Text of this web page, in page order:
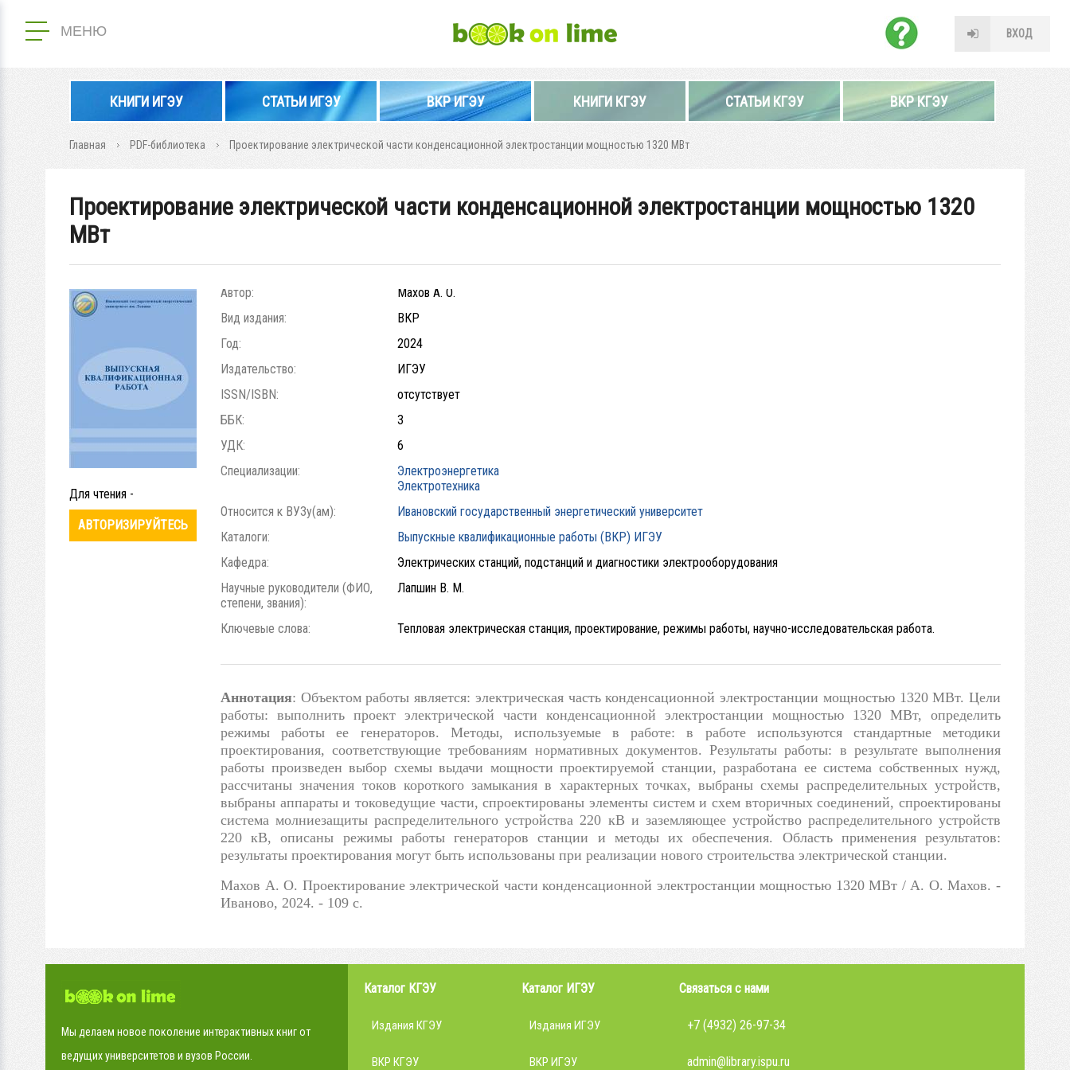
МЕНЮ ВХОД
КНИГИ ИГЭУ СТАТЬИ ИГЭУ ВКР ИГЭУ КНИГИ КГЭУ СТАТЬИ КГЭУ ВКР КГЭУ
Главная PDF-библиотека Проектирование электрической части конденсационной электростанции мощностью 1320 МВт
Проектирование электрической части конденсационной электростанции мощностью 1320
МВт
Для чтения -
АВТОРИЗИРУЙТЕСЬ
Автор:
Махов А. О.
Вид издания:
ВКР
Год:
2024
Издательство:
ИГЭУ
ISSN/ISBN:
отсутствует
ББК:
3
УДК:
6
Специализации:
Электроэнергетика
Электротехника
Относится к ВУЗу(ам):
Ивановский государственный энергетический университет
Каталоги:
Выпускные квалификационные работы (ВКР) ИГЭУ
Кафедра:
Электрических станций, подстанций и диагностики электрооборудования
Научные руководители (ФИО,
степени, звания):
Лапшин В. М.
Ключевые слова: Тепловая электрическая станция, проектирование, режимы работы, научно-исследовательская работа.
Аннотация: Объектом работы является: электрическая часть конденсационной электростанции мощностью 1320 МВт. Цели
работы: выполнить проект электрической части конденсационной электростанции мощностью 1320 МВт, определить
режимы работы ее генераторов. Методы, используемые в работе: в работе используются стандартные методики
проектирования, соответствующие требованиям нормативных документов. Результаты работы: в результате выполнения
работы произведен выбор схемы выдачи мощности проектируемой станции, разработана ее система собственных нужд,
рассчитаны значения токов короткого замыкания в характерных точках, выбраны схемы распределительных устройств,
выбраны аппараты и токоведущие части, спроектированы элементы систем и схем вторичных соединений, спроектированы
система молниезащиты распределительного устройства 220 кВ и заземляющее устройство распределительного устройств
220 кВ, описаны режимы работы генераторов станции и методы их обеспечения. Область применения результатов:
результаты проектирования могут быть использованы при реализации нового строительства электрической станции.
Махов А. О. Проектирование электрической части конденсационной электростанции мощностью 1320 МВт / А. О. Махов. -
Иваново, 2024. - 109 с.
Мы делаем новое поколение интерактивных книг от
ведущих университетов и вузов России.
Каталог КГЭУ
Издания КГЭУ
ВКР КГЭУ
Каталог ИГЭУ
Издания ИГЭУ
ВКР ИГЭУ
Связаться с нами
+7 (4932) 26-97-34
admin@library.ispu.ru